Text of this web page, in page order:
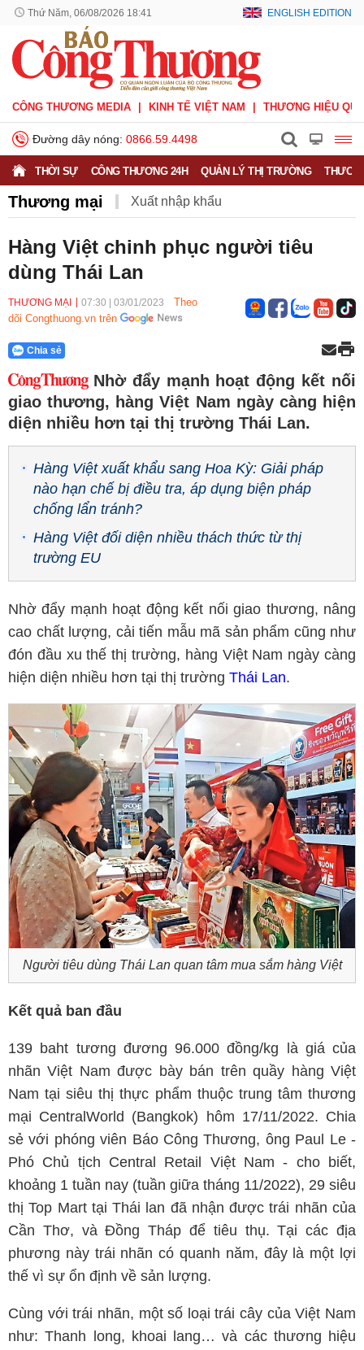
Thứ Năm, 06/08/2026 18:41 ENGLISH EDITION
CÔNG THƯƠNG MEDIA KINH TẾ VIỆT NAM THƯƠNG HIỆU
Đường dây nóng: 0866.59.4498
THỜI SỰ CÔNG THƯƠNG 24H QUẢN LÝ THỊ TRƯỜNG
Thương mại Xuất nhập khẩu
Xuất xứ hàng hóa
Thương mại điện tử
Hàng Việt chinh phục người tiêu
dùng Thái Lan
THƯƠNG MẠI 07:30 03/01/2023
Theo
dõi Congthuong.vn trên
Chia sẻ
Nhờ đẩy mạnh hoạt động kết nối
giao thương, hàng Việt Nam ngày càng hiện
diện nhiều hơn tại thị trường Thái Lan.
Hàng Việt xuất khẩu sang Hoa Kỳ: Giải pháp
nào hạn chế bị điều tra, áp dụng biện pháp
chống lẩn tránh?
Hàng Việt đối diện nhiều thách thức từ thị
trường EU
Nhờ đẩy mạnh hoạt động kết nối giao thương, nâng
cao chất lượng, cải tiến mẫu mã sản phẩm cũng như
đón đầu xu thế thị trường, hàng Việt Nam ngày càng
hiện diện nhiều hơn tại thị trường Thái Lan.
Người tiêu dùng Thái Lan quan tâm mua sắm hàng Việt
Kết quả ban đầu
139 baht tương đương 96.000 đồng/kg là giá của
nhãn Việt Nam được bày bán trên quầy hàng Việt
Nam tại siêu thị thực phẩm thuộc trung tâm thương
mại CentralWorld (Bangkok) hôm 17/11/2022. Chia
sẻ với phóng viên Báo Công Thương, ông Paul Le -
Phó Chủ tịch Central Retail Việt Nam - cho biết,
khoảng 1 tuần nay (tuần giữa tháng 11/2022), 29 siêu
thị Top Mart tại Thái lan đã nhận được trái nhãn của
Cần Thơ, và Đồng Tháp để tiêu thụ. Tại các địa
phương này trái nhãn có quanh năm, đây là một lợi
thế vì sự ổn định về sản lượng.
Cùng với trái nhãn, một số loại trái cây của Việt Nam
như: Thanh long, khoai lang… và các thương hiệu